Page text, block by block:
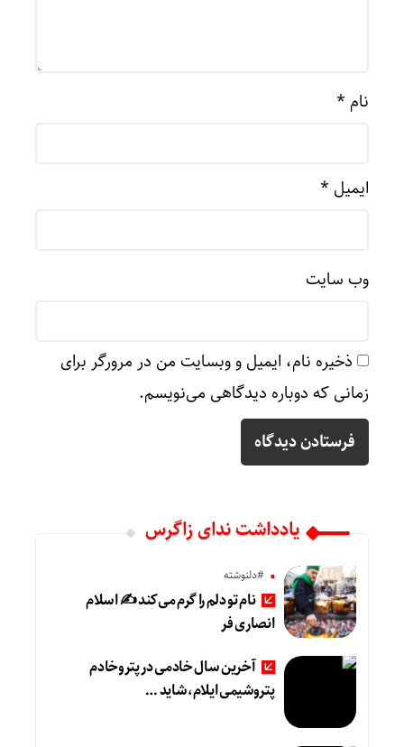
نام *
ایمیل *
وب‌ سایت
ذخیره نام، ایمیل و وبسایت من در مرورگر برای
زمانی که دوباره دیدگاهی می‌نویسم.
یادداشت ندای زاگرس
#دلنوشته
نام تو دلم را گرم می‌کند ✍️ اسلام
انصاری فر
آخرین سال خادمی در پتروخادم
پتروشیمی ایلام، شاید …